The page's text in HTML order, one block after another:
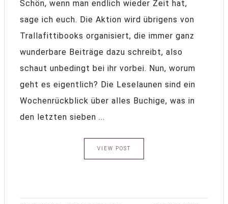
Schön, wenn man endlich wieder Zeit hat,
sage ich euch. Die Aktion wird übrigens von
Trallafittibooks organisiert, die immer ganz
wunderbare Beiträge dazu schreibt, also
schaut unbedingt bei ihr vorbei. Nun, worum
geht es eigentlich? Die Leselaunen sind ein
Wochenrückblick über alles Buchige, was in
den letzten sieben ...
VIEW POST